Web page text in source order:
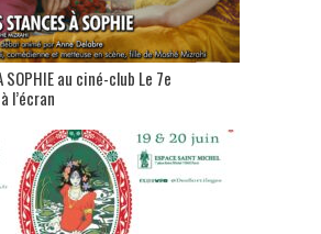
SOPHIE au ciné-club Le 7e
l’écran